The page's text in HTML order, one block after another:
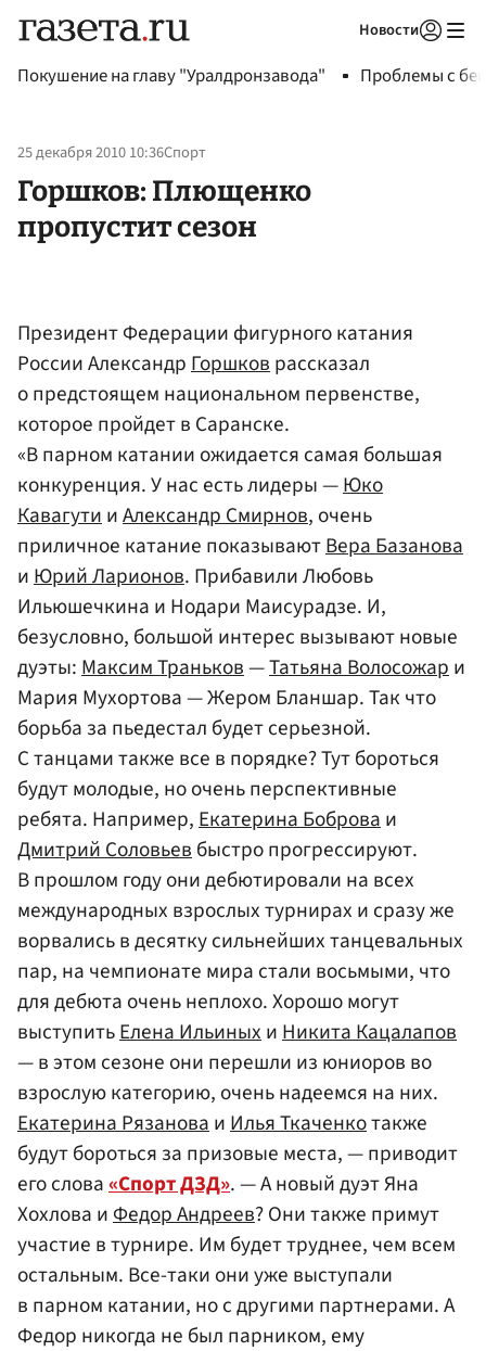
Новости
Покушение на главу "Уралдронзавода" Проблемы с
25 декабря 2010 10:36Спорт
Горшков: Плющенко
пропустит сезон
Президент Федерации фигурного катания
России АлександрГоршковрассказал
о предстоящем национальном первенстве,
которое пройдет в Саранске.
«В парном катании ожидается самая большая
конкуренция. У нас есть лидеры —Юко
КавагутииАлександр Смирнов, очень
приличное катание показываютВера Базанова
иЮрий Ларионов. Прибавили Любовь
Ильюшечкина и Нодари Маисурадзе. И,
безусловно, большой интерес вызывают новые
дуэты:Максим Траньков—Татьяна Волосожари
Мария Мухортова — Жером Бланшар. Так что
борьба за пьедестал будет серьезной.
С танцами также все в порядке? Тут бороться
будут молодые, но очень перспективные
ребята. Например,Екатерина Боброваи
Дмитрий Соловьевбыстро прогрессируют.
В прошлом году они дебютировали на всех
международных взрослых турнирах и сразу же
ворвались в десятку сильнейших танцевальных
пар, на чемпионате мира стали восьмыми, что
для дебюта очень неплохо. Хорошо могут
выступитьЕлена ИльиныхиНикита Кацалапов
— в этом сезоне они перешли из юниоров во
взрослую категорию, очень надеемся на них.
Екатерина РязановаиИлья Ткаченкотакже
будут бороться за призовые места, — приводит
его слова«Спорт ДЗД». — А новый дуэт Яна
Хохлова иФедор Андреев? Они также примут
участие в турнире. Им будет труднее, чем всем
остальным. Все-таки они уже выступали
в парном катании, но с другими партнерами. А
Федор никогда не был парником, ему